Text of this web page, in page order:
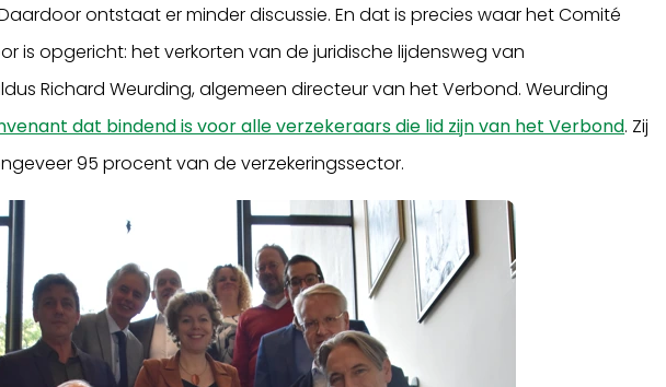
ontstaat er minder discussie. En dat is precies waar het Comité
is opgericht: het verkorten van de juridische lijdensweg van
Richard Weurding, algemeen directeur van het Verbond. Weurding
dat bindend is voor alle verzekeraars die lid zijn van het Verbond. Zij
95 procent van de verzekeringssector.